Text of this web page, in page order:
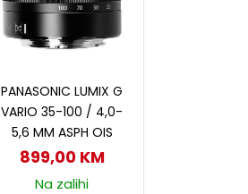
PANASONIC LUMIX G
VARIO 35-100 / 4,0-
5,6 MM ASPH OIS
899,00 KM
Na zalihi